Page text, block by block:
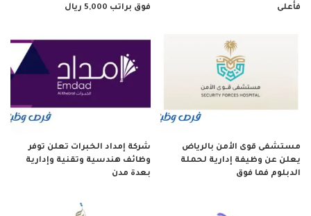
فأعلى
فوق براتب 5,000 ريال
مستشفى قوى الأمن بالرياض
يعلن عن وظيفة إدارية لحملة
الدبلوم فما فوق
شركة إمداد الخبرات تعلن توفر
وظائف هندسية وتقنية وإدارية
بعدة مدن